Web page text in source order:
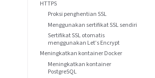
HTTPS
Proksi penghentian SSL
Menggunakan sertifikat SSL sendiri
Sertifikat SSL otomatis
menggunakan Let’s Encrypt
Meningkatkan kontainer Docker
Meningkatkan kontainer
PostgreSQL